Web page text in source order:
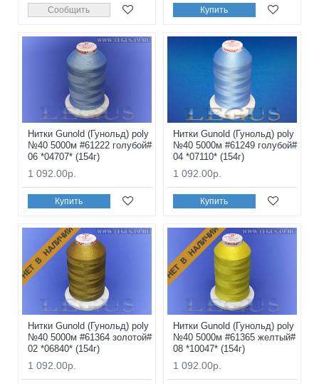
Сообщить Купить
Нитки Gunold (Гунольд) poly
№40 5000м #61222 голубой#
06 *04707* (154г)
1 092.00р.
Купить
Нитки Gunold (Гунольд) poly
№40 5000м #61249 голубой#
04 *07110* (154г)
1 092.00р.
Купить
НЕТ В НАЛИЧИИ
Нитки Gunold (Гунольд) poly
№40 5000м #61364 золотой#
02 *06840* (154г)
1 092.00р.
НЕТ В НАЛИЧИИ
Нитки Gunold (Гунольд) poly
№40 5000м #61365 желтый#
08 *10047* (154г)
1 092.00р.